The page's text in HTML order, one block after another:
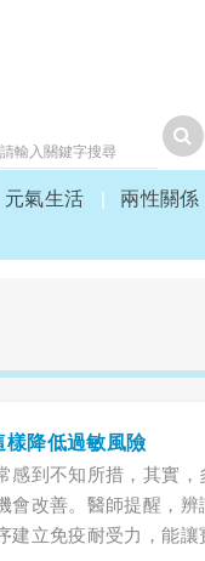
元氣生活 兩性關係
樣降低過敏風險
感到不知所措，其實
會改善。醫師提醒，
建立免疫耐受力，能讓